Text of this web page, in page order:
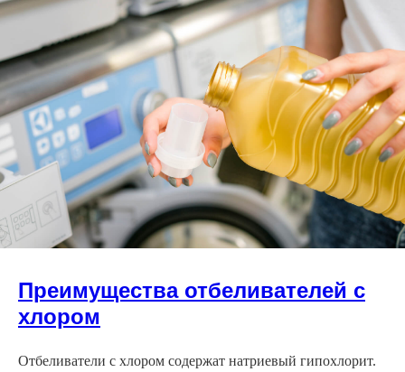
Преимущества отбеливателей с
хлором
Отбеливатели с хлором содержат натриевый гипохлорит.